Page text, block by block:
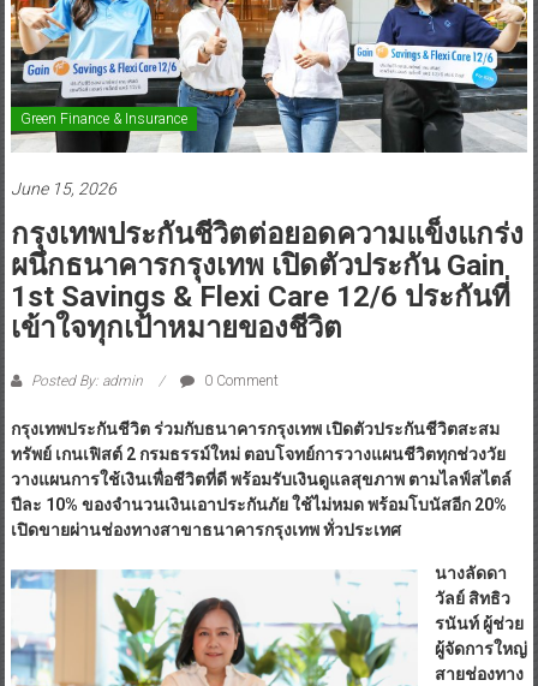
Green Finance & Insurance
June 15, 2026
กรุงเทพประกันชีวิตต่อยอดความแข็งแกร่ง
ผนึกธนาคารกรุงเทพ เปิดตัวประกัน Gain
1st Savings & Flexi Care 12/6 ประกันที่
เข้าใจทุกเป้าหมายของชีวิต
Posted By: admin 0 Comment
กรุงเทพประกันชีวิต ร่วมกับธนาคารกรุงเทพ เปิดตัวประกันชีวิตสะสม
ทรัพย์ เกนเฟิสต์ 2 กรมธรรม์ใหม่ ตอบโจทย์การวางแผนชีวิตทุกช่วงวัย
วางแผนการใช้เงินเพื่อชีวิตที่ดี พร้อมรับเงินดูแลสุขภาพ ตามไลฟ์สไตล์
ปีละ 10% ของจำนวนเงินเอาประกันภัย ใช้ไม่หมด พร้อมโบนัสอีก 20%
เปิดขายผ่านช่องทางสาขาธนาคารกรุงเทพ ทั่วประเทศ
นางลัดดา
วัลย์ สิทธิว
รนันท์ ผู้ช่วย
ผู้จัดการใหญ่
สายช่องทาง